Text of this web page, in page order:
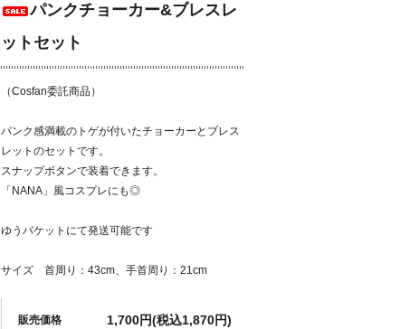
パンクチョーカー&ブレスレ
ットセット
（Cosfan委託商品）
パンク感満載のトゲが付いたチョーカーとブレス
レットのセットです。
スナップボタンで装着できます。
「NANA」風コスプレにも◎
ゆうパケットにて発送可能です
サイズ 首周り：43cm、手首周り：21cm
販売価格 1,700円(税込1,870円)